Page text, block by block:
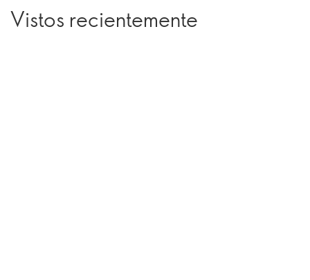
Vistos recientemente